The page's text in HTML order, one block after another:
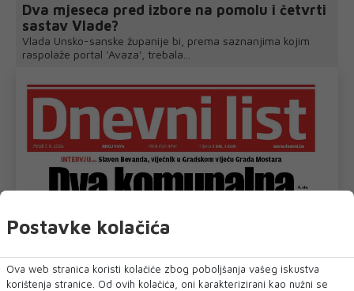
Dva mjeseca pred izbore na pomolu i četvrti
sastav Vlade?
Vlada Unsko-sanske županije bi, prema saznanjima kojim
raspolaže portal 'Avaza', trebala...
Postavke kolačića
Ova web stranica koristi kolačiće zbog poboljšanja vašeg iskustva
korištenja stranice. Od ovih kolačića, oni karakterizirani kao nužni se